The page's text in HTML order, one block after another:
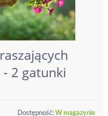
2 gatunki
Dostępność:W magazynie